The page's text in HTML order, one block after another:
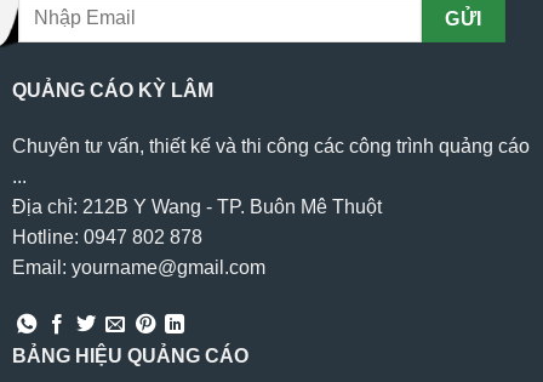
QUẢNG CÁO KỲ LÂM
Chuyên tư vấn, thiết kế và thi công các công trình quảng cáo
...
Địa chỉ: 212B Y Wang - TP. Buôn Mê Thuột
Hotline: 0947 802 878
Email: yourname@gmail.com
BẢNG HIỆU QUẢNG CÁO